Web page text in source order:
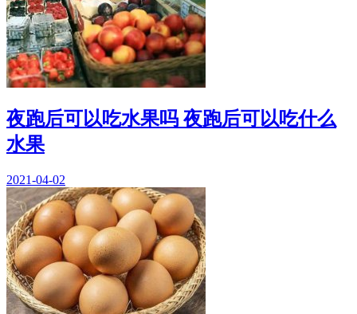
夜跑后可以吃水果吗 夜跑后可以吃什么
水果
2021-04-02